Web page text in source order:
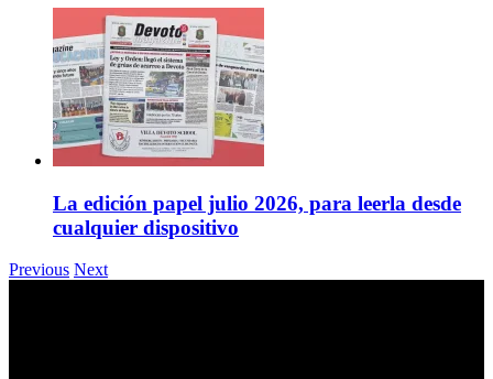
La edición papel julio 2026, para leerla desde
cualquier dispositivo
Previous Next